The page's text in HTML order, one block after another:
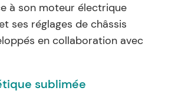
à son moteur électrique
ses réglages de châssis
en collaboration avec
sublimée